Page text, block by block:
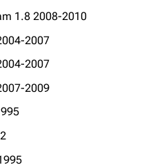
1.8 2008-2010
2007
2007
2009